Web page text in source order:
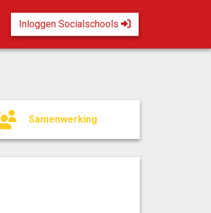
Inloggen Socialschools
Samenwerking